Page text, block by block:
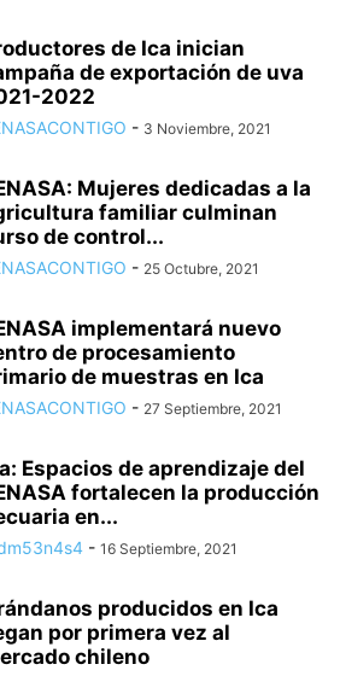
de Ica inician
de exportación de uva
2022
- 3 Noviembre, 2021
Mujeres dedicadas a la
familiar culminan
de control...
- 25 Octubre, 2021
implementará nuevo
de procesamiento
de muestras en Ica
- 27 Septiembre, 2021
Espacios de aprendizaje del
fortalecen la producción
en...
- 16 Septiembre, 2021
producidos en Ica
por primera vez al
chileno